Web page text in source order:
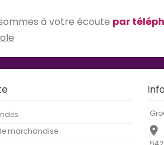
à votre écoute par
marchandise